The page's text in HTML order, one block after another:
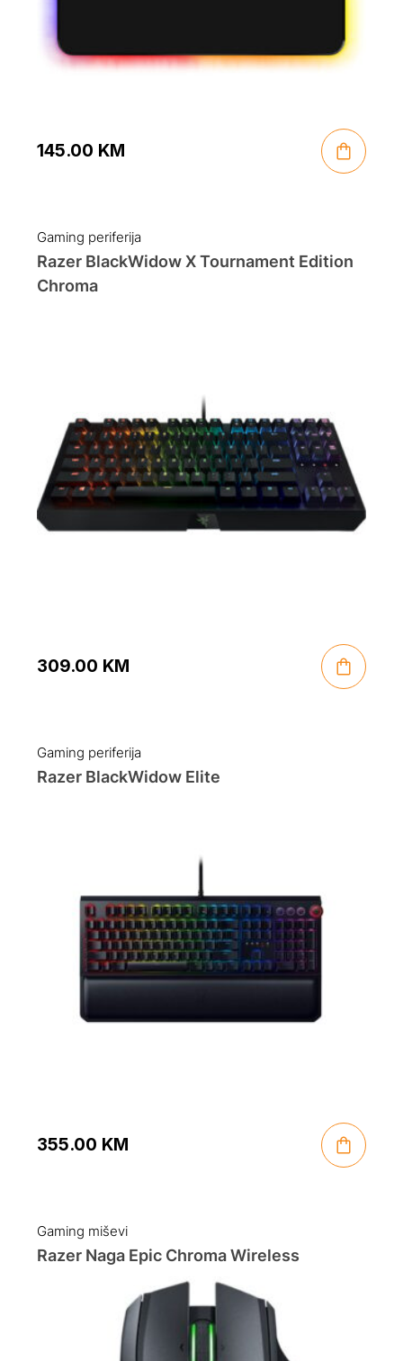
145.00 KM
Gaming periferija
Razer BlackWidow X Tournament Edition
Chroma
309.00 KM
Gaming periferija
Razer BlackWidow Elite
355.00 KM
Gaming miševi
Razer Naga Epic Chroma Wireless